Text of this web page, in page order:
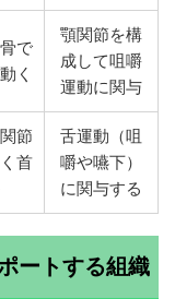
で
く
顎関節を構
成して咀嚼
運動に関与
節
首
舌運動（咀
嚼や嚥下）
に関与する
ートする組織